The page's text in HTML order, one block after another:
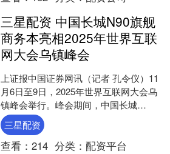
三星配资 中国长城N90旗舰
商务本亮相2025年世界互联
网大会乌镇峰会
上证报中国证券网讯（记者 孔令仪）11
月6日至9日，2025年世界互联网大会乌
镇峰会举行。峰会期间，中国长城
（000066）携新品长城N90旗舰商务本
亮相。据介....
三星配资
查看： 214 分类： 配资平台